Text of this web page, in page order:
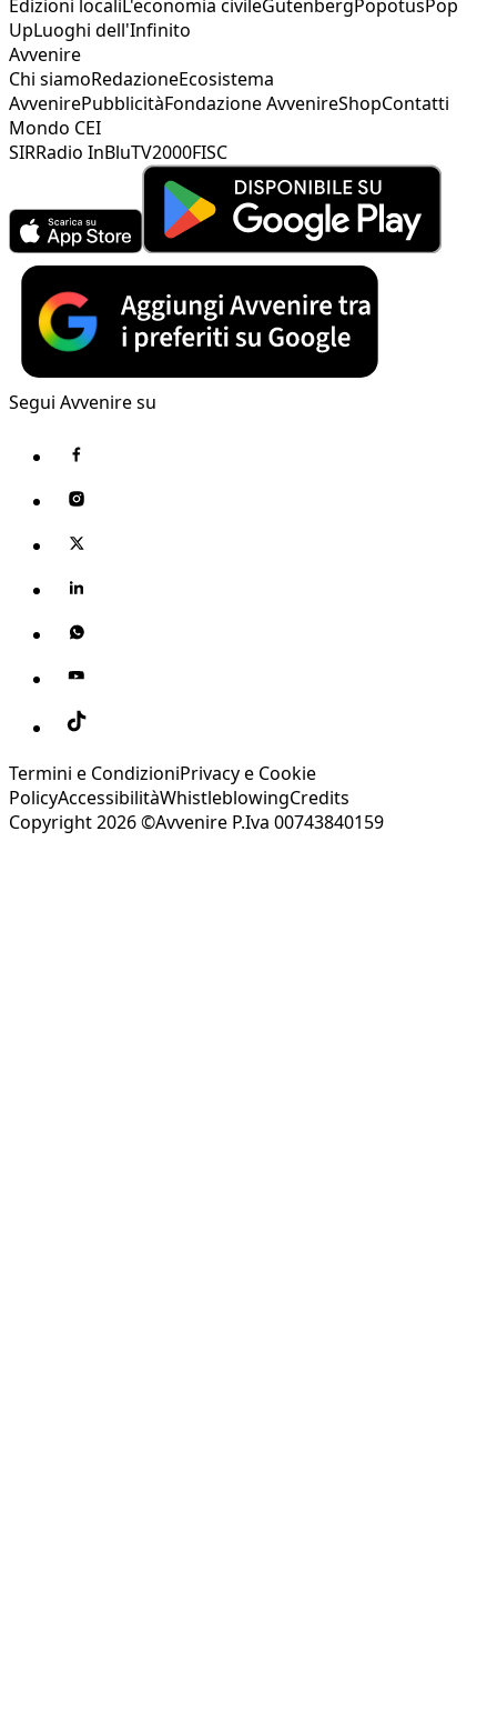
Edizioni localiL'economia civileGutenbergPopotusPop
UpLuoghi dell'Infinito
Avvenire
Chi siamoRedazioneEcosistema
AvvenirePubblicitàFondazione AvvenireShopContatti
Mondo CEI
SIRRadio InBluTV2000FISC
Segui Avvenire su
Termini e CondizioniPrivacy e Cookie
PolicyAccessibilitàWhistleblowingCredits
Copyright 2026 ©Avvenire P.Iva 00743840159